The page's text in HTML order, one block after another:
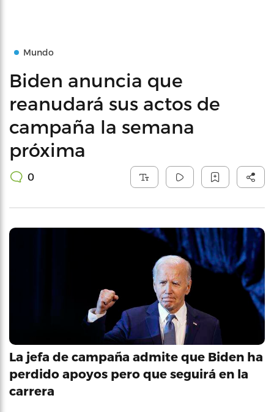
Mundo
Biden anuncia que
reanudará sus actos de
campaña la semana
próxima
0
La jefa de campaña admite que Biden ha
perdido apoyos pero que seguirá en la
carrera